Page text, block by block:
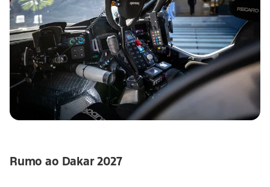
Rumo ao Dakar 2027